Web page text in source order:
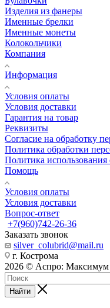
Изделия из фанеры
Именные брелки
Именные монеты
Колокольчики
Компания
Информация
Условия оплаты
Условия доставки
Гарантия на товар
Реквизиты
Согласие на обработку
Политика обработки
Политика
Помощь
Условия оплаты
Условия доставки
Вопрос-ответ
+7(960)742-26-36
Заказать звонок
silver_colubrid@mail.ru
г. Кострома
2026 © Аспро: Максимум
Найти